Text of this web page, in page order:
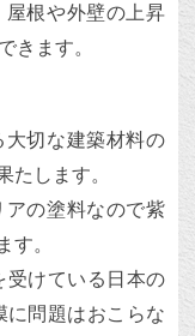
根や外壁の上昇
きます。
切な建築材料の
たします。
の塗料なので紫
す。
受けている日本の
に問題はおこらな